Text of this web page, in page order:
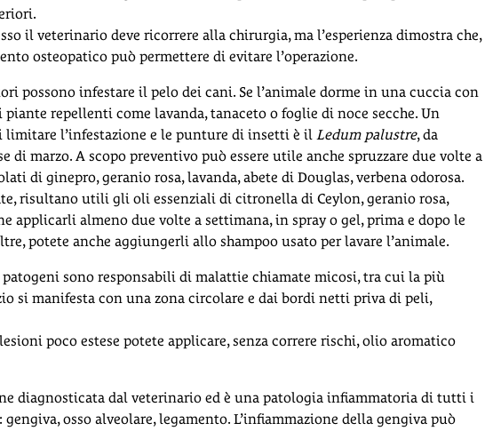
il veterinario deve ricorrere alla chirurgia, ma l’esperienza dimostra che,
osteopatico può permettere di evitare l’operazione.
possono infestare il pelo dei cani. Se l’animale dorme in una cuccia con
repellenti come lavanda, tanaceto o foglie di noce secche. Un
l’infestazione e le punture di insetti è il Ledum palustre, da
di marzo. A scopo preventivo può essere utile anche spruzzare due volte a
di ginepro, geranio rosa, lavanda, abete di Douglas, verbena odorosa.
risultano utili gli oli essenziali di citronella di Ceylon, geranio rosa,
applicarli almeno due volte a settimana, in spray o gel, prima e dopo le
potete anche aggiungerli allo shampoo usato per lavare l’animale.
sono responsabili di malattie chiamate micosi, tra cui la più
si manifesta con una zona circolare e dai bordi netti priva di peli,
poco estese potete applicare, senza correre rischi, olio aromatico
diagnosticata dal veterinario ed è una patologia infiammatoria di tutti i
osso alveolare, legamento. L’infiammazione della gengiva può